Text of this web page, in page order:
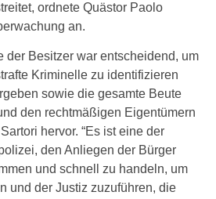
ordnete Quästor Paolo
an.
der Besitzer war entscheidend, um
Kriminelle zu identifizieren
sowie die gesamte Beute
den rechtmäßigen Eigentümern
hervor. “Es ist eine der
den Anliegen der Bürger
und schnell zu handeln, um
und der Justiz zuzuführen, die